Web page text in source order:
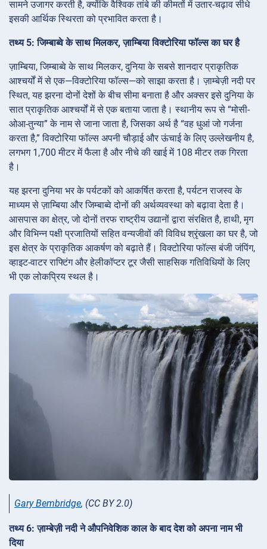
सामने उजागर करती है, क्योंकि वैश्विक तांबे की कीमतों में उतार-चढ़ाव सीधे
इसकी आर्थिक स्थिरता को प्रभावित करता है।
तथ्य 5: जिम्बाब्वे के साथ मिलकर, ज़ाम्बिया विक्टोरिया फॉल्स का घर है
ज़ाम्बिया, जिम्बाब्वे के साथ मिलकर, दुनिया के सबसे शानदार प्राकृतिक
आश्चर्यों में से एक—विक्टोरिया फॉल्स—को साझा करता है। ज़ाम्बेज़ी नदी पर
स्थित, यह झरना दोनों देशों के बीच सीमा बनाता है और अक्सर इसे दुनिया के
सात प्राकृतिक आश्चर्यों में से एक बताया जाता है। स्थानीय रूप से “मोसी-
ओआ-तुन्या” के नाम से जाना जाता है, जिसका अर्थ है “वह धुआं जो गर्जना
करता है,” विक्टोरिया फॉल्स अपनी चौड़ाई और ऊंचाई के लिए उल्लेखनीय है,
लगभग 1,700 मीटर में फैला है और नीचे की खाई में 108 मीटर तक गिरता
है।
यह झरना दुनिया भर के पर्यटकों को आकर्षित करता है, पर्यटन राजस्व के
माध्यम से ज़ाम्बिया और जिम्बाब्वे दोनों की अर्थव्यवस्था को बढ़ावा देता है।
आसपास का क्षेत्र, जो दोनों तरफ राष्ट्रीय उद्यानों द्वारा संरक्षित है, हाथी, मृग
और विभिन्न पक्षी प्रजातियों सहित वन्यजीवों की विविध श्रृंखला का घर है, जो
इस क्षेत्र के प्राकृतिक आकर्षण को बढ़ाते हैं। विक्टोरिया फॉल्स बंजी जंपिंग,
व्हाइट-वाटर राफ्टिंग और हेलीकॉप्टर टूर जैसी साहसिक गतिविधियों के लिए
भी एक लोकप्रिय स्थल है।
Gary Bembridge, (CC BY 2.0)
तथ्य 6: ज़ाम्बेज़ी नदी ने औपनिवेशिक काल के बाद देश को अपना नाम भी
दिया